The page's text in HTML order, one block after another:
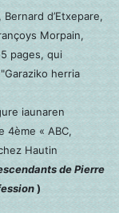
Bernard d’Etxepare,
Morpain,
pages, qui
herria
iaunaren
4ème « ABC,
Hautin
de Pierre
)